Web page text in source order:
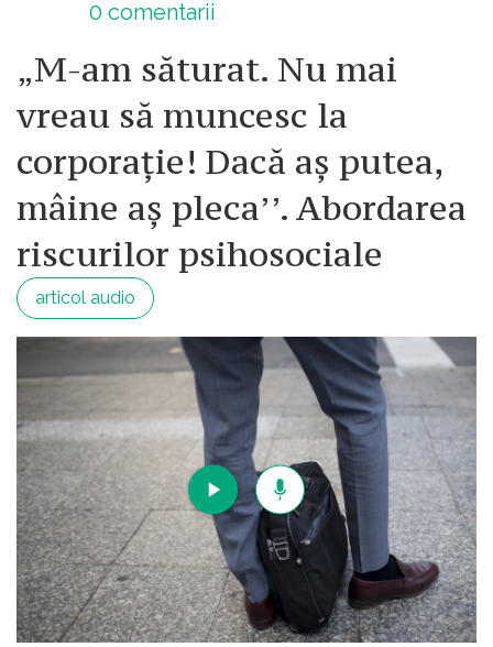
jumatate de an dupa alegerile
parca pe masura ce se apropie
urmatoarea campanie elctorala
subiectul se redescopera.
0 comentarii
„M-am săturat. Nu mai
vreau să muncesc la
corporație! Dacă aș putea,
mâine aș pleca’’. Abordarea
riscurilor psihosociale
articol audio